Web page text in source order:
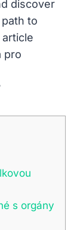
discover
to
pro
s orgány